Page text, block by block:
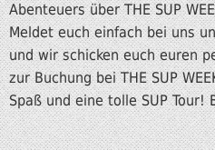
Abenteuers über THE SUP
Meldet euch einfach bei uns
und wir schicken euch euren
zur Buchung bei THE SUP
Spaß und eine tolle SUP Tour!